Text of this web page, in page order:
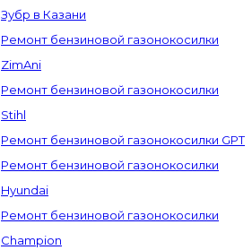
Зубр в Казани
Ремонт бензиновой газонокосилки
ZimAni
Ремонт бензиновой газонокосилки
Stihl
Ремонт бензиновой газонокосилки GPT
Ремонт бензиновой газонокосилки
Hyundai
Ремонт бензиновой газонокосилки
Champion